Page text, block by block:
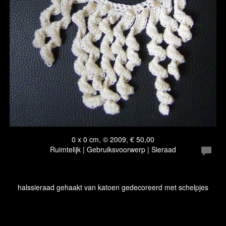
0 x 0 cm, © 2009, € 50,00
Ruimtelijk | Gebruiksvoorwerp | Sieraad
halssieraad gehaakt van katoen gedecoreerd met schelpjes